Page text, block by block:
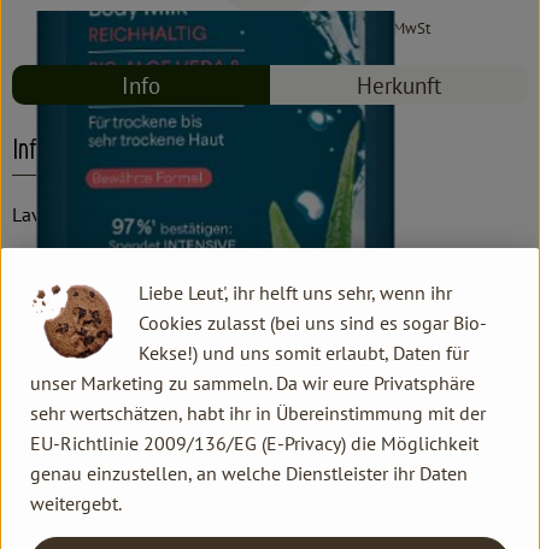
#8759 7,99 €/ 250 ml 31,96 €/ l 19% MwSt
Info Herkunft
Info
Lavera
Produktinformationen
Produktdatenblatt
Herkunft
Liebe Leut', ihr helft uns sehr, wenn ihr
Cookies zulasst (bei uns sind es sogar Bio-
Kekse!) und uns somit erlaubt, Daten für
unser Marketing zu sammeln. Da wir eure Privatsphäre
sehr wertschätzen, habt ihr in Übereinstimmung mit der
EU-Richtlinie 2009/136/EG (E-Privacy) die Möglichkeit
genau einzustellen, an welche Dienstleister ihr Daten
weitergebt.